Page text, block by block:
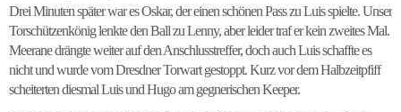
Drei Minuten später war es Oskar, der einen schönen Pass zu Luis spielte. Unser
Torschützenkönig lenkte den Ball zu Lenny, aber leider traf er kein zweites Mal.
Meerane drängte weiter auf den Anschlusstreffer, doch auch Luis schaffte es
nicht und wurde vom Dresdner Torwart gestoppt. Kurz vor dem Halbzeitpfiff
scheiterten diesmal Luis und Hugo am gegnerischen Keeper.